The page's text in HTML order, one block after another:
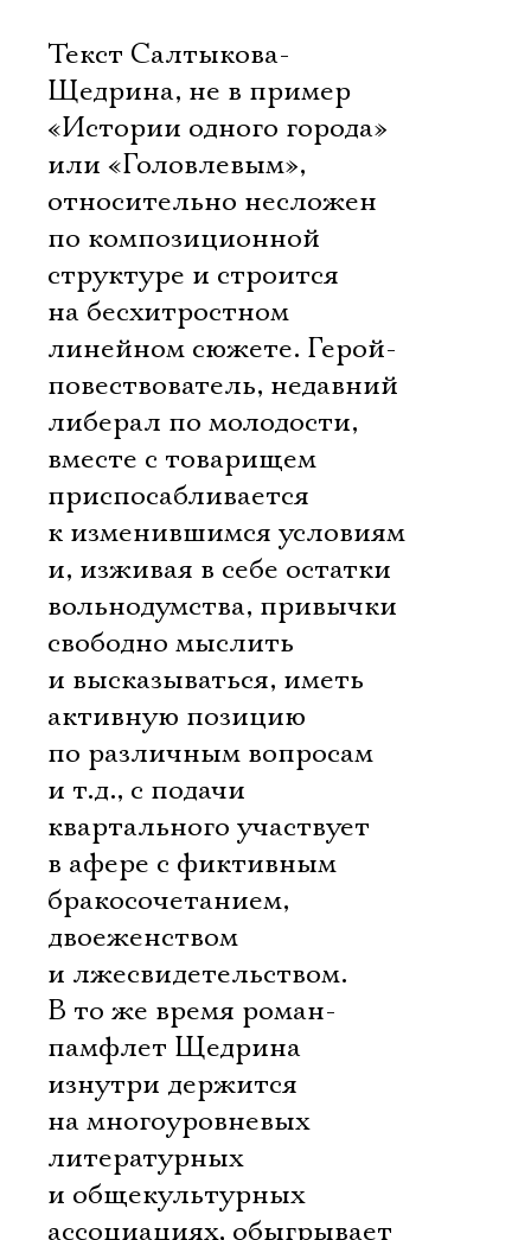
Текст Салтыкова-
Щедрина, не в пример
«Истории одного города»
или «Головлевым»,
относительно несложен
по композиционной
структуре и строится
на бесхитростном
линейном сюжете. Герой-
повествователь, недавний
либерал по молодости,
вместе с товарищем
приспосабливается
к изменившимся условиям
и, изживая в себе остатки
вольнодумства, привычки
свободно мыслить
и высказываться, иметь
активную позицию
по различным вопросам
и т.д., с подачи
квартального участвует
в афере с фиктивным
бракосочетанием,
двоеженством
и лжесвидетельством.
В то же время роман-
памфлет Щедрина
изнутри держится
на многоуровневых
литературных
и общекультурных
ассоциациях, обыгрывает